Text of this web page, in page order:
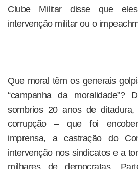
Clube Militar disse que
intervenção militar ou o
Que moral têm os generais
“campanha da moralidade”?
sombrios 20 anos de
corrupção – que foi
imprensa, a castração do
intervenção nos sindicatos e a
milhares de democratas.